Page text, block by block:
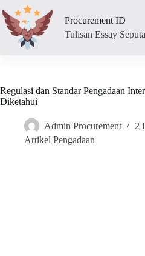
to
content
Procurement ID
Tulisan Essay
Regulasi dan Standar Pengadaan
Diketahui
Admin Procurement
2
Artikel Pengadaan